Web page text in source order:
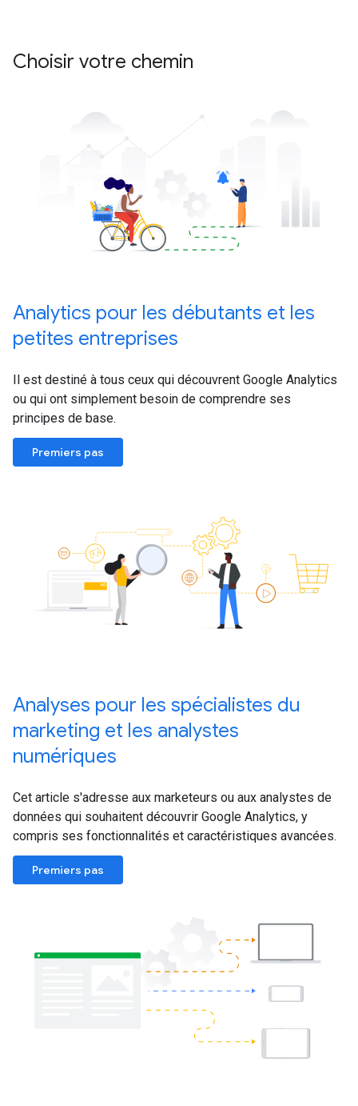
Choisir votre chemin
Analytics pour les débutants et les
petites entreprises
Il est destiné à tous ceux qui découvrent Google Analytics
ou qui ont simplement besoin de comprendre ses
principes de base.
Premiers pas
Analyses pour les spécialistes du
marketing et les analystes
numériques
Cet article s'adresse aux marketeurs ou aux analystes de
données qui souhaitent découvrir Google Analytics, y
compris ses fonctionnalités et caractéristiques avancées.
Premiers pas